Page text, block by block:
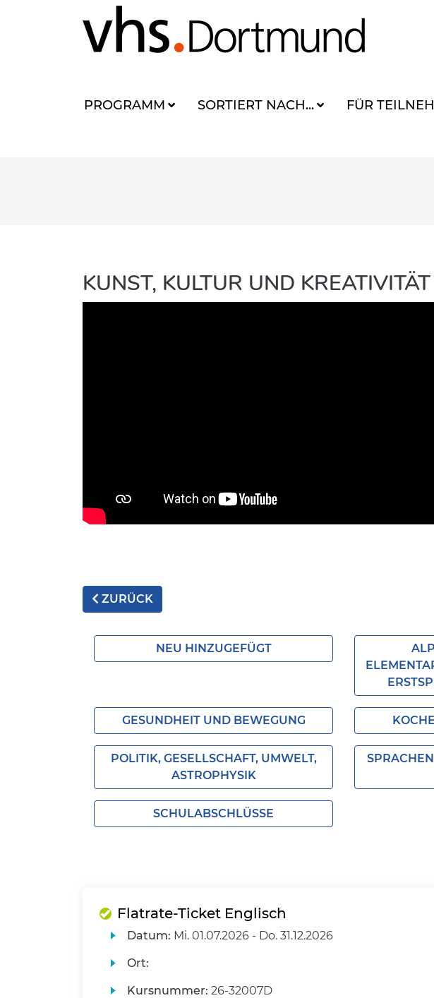
PROGRAMM SORTIERT NACH... FÜR
KUNST, KULTUR UND KREATIVITÄT
ZURÜCK
NEU HINZUGEFÜGT
GESUNDHEIT UND BEWEGUNG
POLITIK, GESELLSCHAFT, UMWELT,
ASTROPHYSIK
SCHULABSCHLÜSSE
Flatrate-Ticket Englisch
Datum: Mi. 01.07.2026 - Do. 31.12.2026
Ort:
Kursnummer: 26-32007D